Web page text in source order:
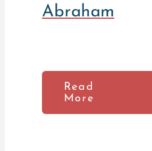
Abraham
Read
More